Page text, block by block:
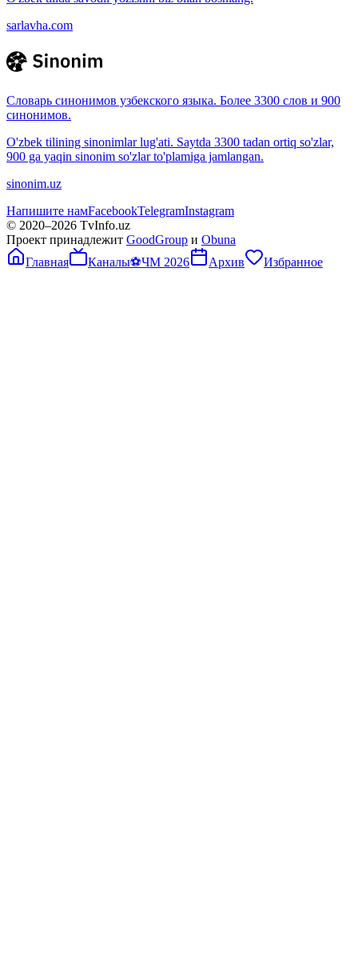
sarlavha.com
Словарь синонимов узбекского языка. Более 3300 слов и 900
синонимов.
O'zbek tilining sinonimlar lug'ati. Saytda 3300 tadan ortiq so'zlar,
900 ga yaqin sinonim so'zlar to'plamiga jamlangan.
sinonim.uz
Напишите намFacebookTelegramInstagram
© 2020–2026 TvInfo.uz
Проект принадлежит GoodGroup и Obuna
Главная
Каналы⚽ЧМ 2026 Архив Избранное